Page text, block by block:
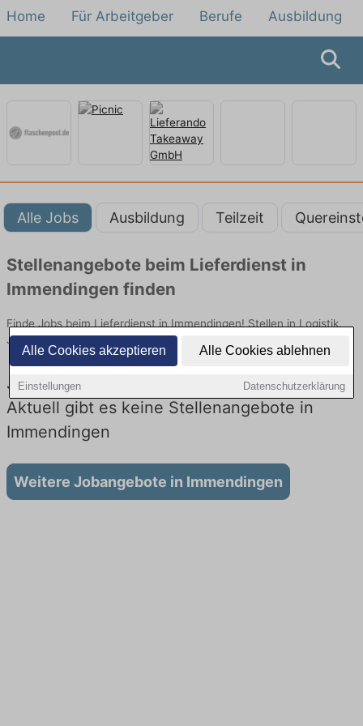
Alle Cookies akzeptieren Alle Cookies ablehnen
Einstellungen Datenschutzerklärung
Home Für Arbeitgeber Berufe Ausbildung
Alle Jobs Ausbildung Teilzeit
Stellenangebote beim Lieferdienst in
Immendingen finden
Finde Jobs beim Lieferdienst in Immendingen! Stellen in Logistik.
Jetzt bewerben!
Jobs beim Lieferdienst in Immendingen:
Aktuell gibt es keine Stellenangebote in
Immendingen
Weitere Jobangebote in Immendingen